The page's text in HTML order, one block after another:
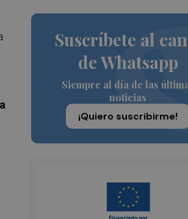
Suscríbete al
de Whatsapp
Siempre al día de las
noticias
¡Quiero suscribirme!